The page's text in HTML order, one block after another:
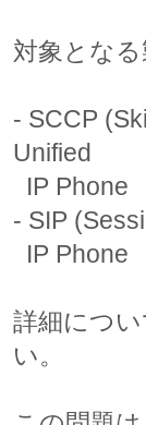
対象とな
- SCCP
Unified
- SIP
詳細につ
い。